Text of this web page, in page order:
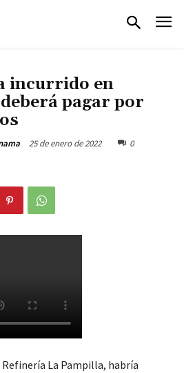
incurrido en
pagar por
25 de enero de 2022 0
La Pampilla, habría